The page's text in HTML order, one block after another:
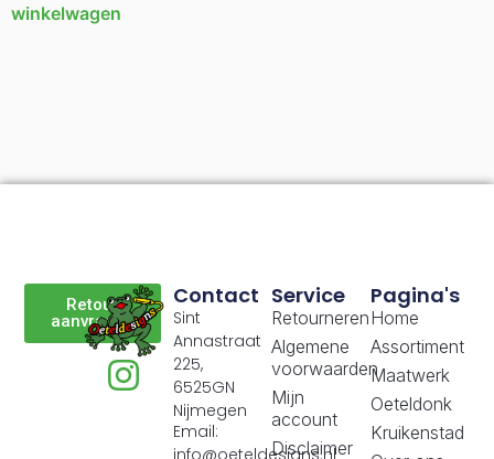
winkelwagen
Retour
aanvragen
Pagina's
Home
Assortiment
Maatwerk
Oeteldonk
Kruikenstad
Service
Retourneren
Algemene
voorwaarden
Mijn
account
Disclaimer
Contact
Sint
Annastraat
225,
6525GN
Nijmegen
Email: